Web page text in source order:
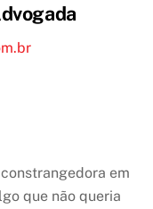
em
que não queria